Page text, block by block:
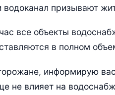
призывают
все объекты
в полном
информирую
не влияет на